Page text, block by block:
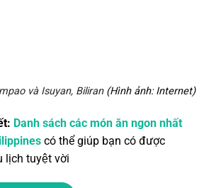
và Isuyan, Biliran(Hình ảnh: Internet)
Danh sách các món ăn ngon nhất
có thể giúp bạn có được
lịch tuyệt vời